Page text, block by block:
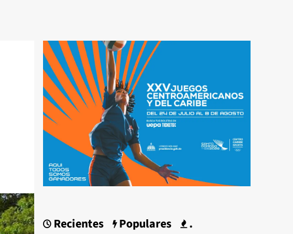
Recientes Populares .